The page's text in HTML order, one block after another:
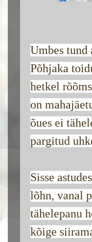
Umbes tund
Põhjaka
hetkel
on
õues ei
pargitud
Sisse
lõhn, vanal
tähelepanu
kõige